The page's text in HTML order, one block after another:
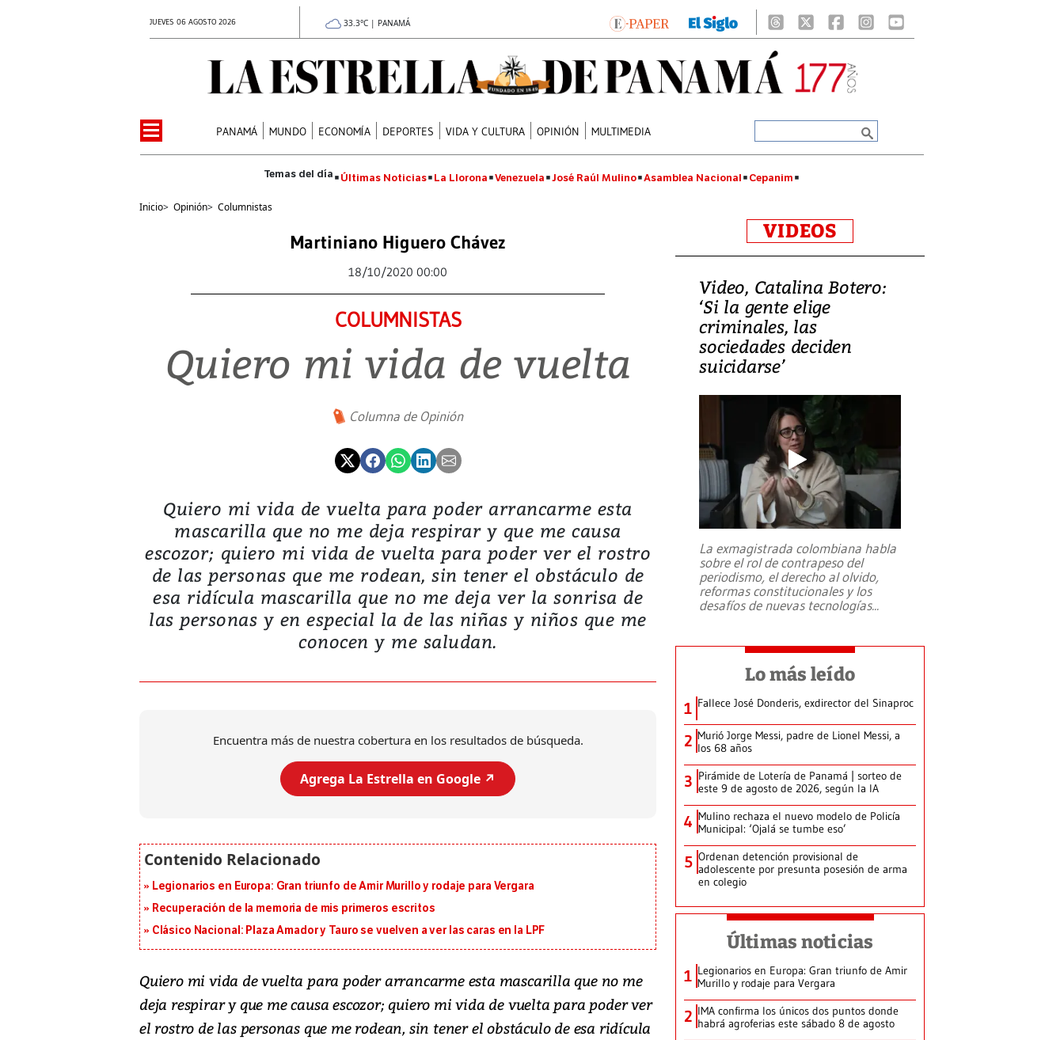
JUEVES 06 AGOSTO 2026 33.3°C | PANAMÁ
PANAMÁ MUNDO ECONOMÍA DEPORTES VIDA Y CULTURA OPINIÓN MULTIMEDIA
Últimas Noticias La Llorona Venezuela José Raúl Mulino Asamblea Nacional Cepanim
Inicio> Opinión> Columnistas
Martiniano Higuero Chávez
18/10/2020 00:00
COLUMNISTAS
Quiero mi vida de vuelta
Columna de Opinión
Quiero mi vida de vuelta para poder arrancarme esta
mascarilla que no me deja respirar y que me causa
escozor; quiero mi vida de vuelta para poder ver el rostro
de las personas que me rodean, sin tener el obstáculo de
esa ridícula mascarilla que no me deja ver la sonrisa de
las personas y en especial la de las niñas y niños que me
conocen y me saludan.
Encuentra más de nuestra cobertura en los resultados de búsqueda.
Agrega La Estrella en Google ↗️
Legionarios en Europa: Gran triunfo de Amir Murillo y rodaje para Vergara
Recuperación de la memoria de mis primeros escritos
Clásico Nacional: Plaza Amador y Tauro se vuelven a ver las caras en la LPF
Quiero mi vida de vuelta para poder arrancarme esta mascarilla que no me
deja respirar y que me causa escozor; quiero mi vida de vuelta para poder ver
el rostro de las personas que me rodean, sin tener el obstáculo de esa ridícula
VIDEOS
Video, Catalina Botero:
‘Si la gente elige
criminales, las
sociedades deciden
suicidarse’
La exmagistrada colombiana habla
sobre el rol de contrapeso del
periodismo, el derecho al olvido,
reformas constitucionales y los
desafíos de nuevas tecnologías...
Lo más leído
1 Fallece José Donderis, exdirector del Sinaproc
2 Murió Jorge Messi, padre de Lionel Messi, a
los 68 años
3 Pirámide de Lotería de Panamá | sorteo de
este 9 de agosto de 2026, según la IA
4 Mulino rechaza el nuevo modelo de Policía
Municipal: ‘Ojalá se tumbe eso’
5 Ordenan detención provisional de
adolescente por presunta posesión de arma
en colegio
Últimas noticias
1 Legionarios en Europa: Gran triunfo de Amir
Murillo y rodaje para Vergara
2 IMA confirma los únicos dos puntos donde
habrá agroferias este sábado 8 de agosto